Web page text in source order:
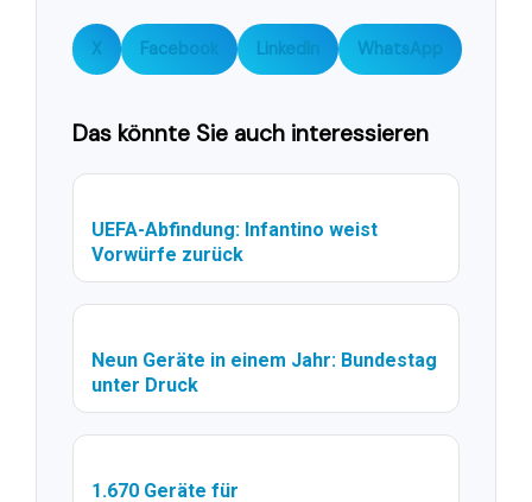
X Facebook LinkedIn WhatsApp
Das könnte Sie auch interessieren
UEFA-Abfindung: Infantino weist
Vorwürfe zurück
Neun Geräte in einem Jahr: Bundestag
unter Druck
1.670 Geräte für